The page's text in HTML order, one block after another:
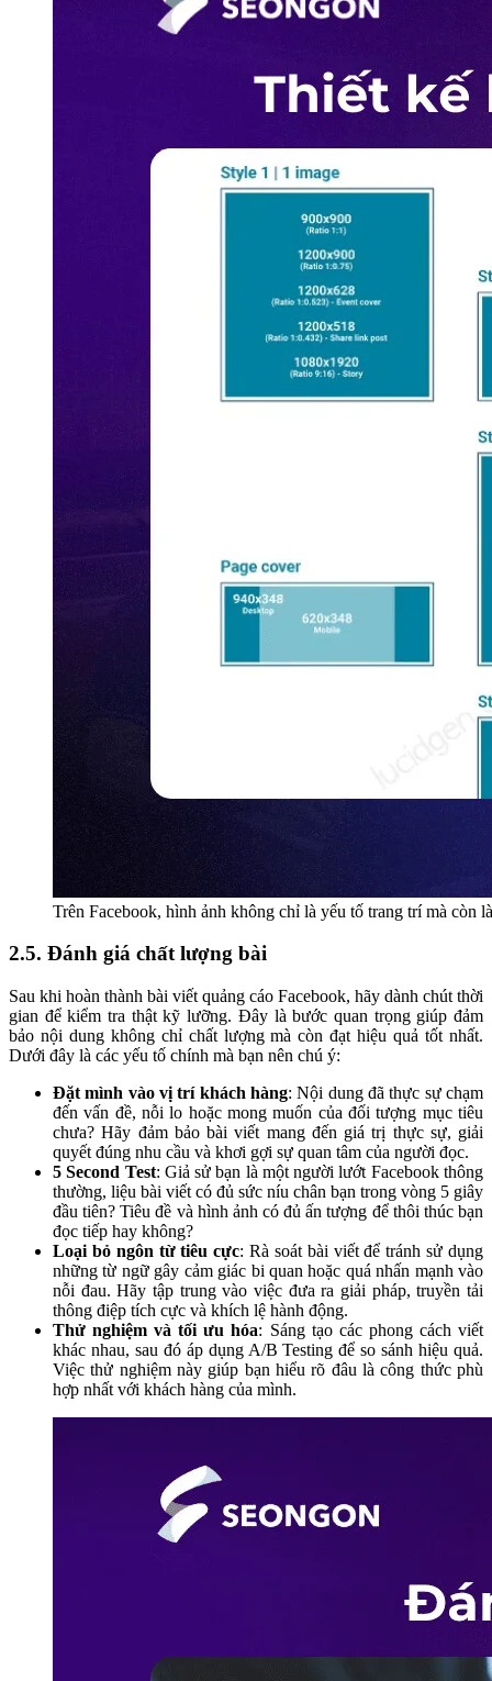
Trên Facebook, hình ảnh không chỉ là yếu tố trang trí mà còn
2.5. Đánh giá chất lượng bài
Sau khi hoàn thành bài viết quảng cáo Facebook, hãy dành chút thời
gian để kiểm tra thật kỹ lưỡng. Đây là bước quan trọng giúp đảm
bảo nội dung không chỉ chất lượng mà còn đạt hiệu quả tốt nhất.
Dưới đây là các yếu tố chính mà bạn nên chú ý:
Đặt mình vào vị trí khách hàng: Nội dung đã thực sự chạm
đến vấn đề, nỗi lo hoặc mong muốn của đối tượng mục tiêu
chưa? Hãy đảm bảo bài viết mang đến giá trị thực sự, giải
quyết đúng nhu cầu và khơi gợi sự quan tâm của người đọc.
5 Second Test: Giả sử bạn là một người lướt Facebook thông
thường, liệu bài viết có đủ sức níu chân bạn trong vòng 5 giây
đầu tiên? Tiêu đề và hình ảnh có đủ ấn tượng để thôi thúc bạn
đọc tiếp hay không?
Loại bỏ ngôn từ tiêu cực: Rà soát bài viết để tránh sử dụng
những từ ngữ gây cảm giác bi quan hoặc quá nhấn mạnh vào
nỗi đau. Hãy tập trung vào việc đưa ra giải pháp, truyền tải
thông điệp tích cực và khích lệ hành động.
Thử nghiệm và tối ưu hóa: Sáng tạo các phong cách viết
khác nhau, sau đó áp dụng A/B Testing để so sánh hiệu quả.
Việc thử nghiệm này giúp bạn hiểu rõ đâu là công thức phù
hợp nhất với khách hàng của mình.